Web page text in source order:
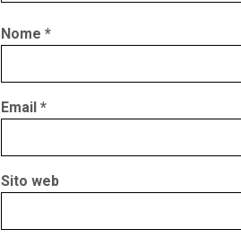
Nome *
Email *
Sito web